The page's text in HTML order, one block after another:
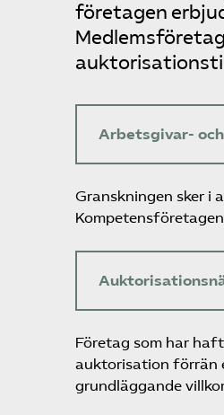
företagen
Arbetsgivar-
Granskningen sker i
Företag som har
auktorisation förrän
grundläggande